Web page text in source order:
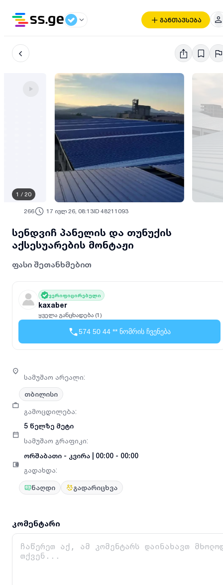
განთავსება
1 / 20
266 17 ივლ 26, 08:13ID 48211093
სენდვიჩ პანელის და თუნუქის
აქსესუარების მონტაჟი
ფასი შეთანხმებით
ვერიფიცირებული
kaxaber
ყველა განცხადება (1)
574 50 44 ** ნომრის ჩვენება
სამუშაო არეალი:
თბილისი
გამოცდილება:
5 წელზე მეტი
სამუშაო გრაფიკი:
ორშაბათი - კვირა 00:00 - 00:00
გადახდა:
ნაღდი გადარიცხვა
კომენტარი